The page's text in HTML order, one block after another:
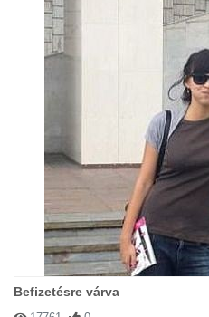
Befizetésre várva